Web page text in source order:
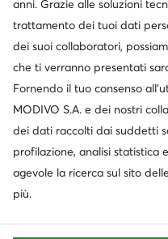
anni. Grazie alle soluzioni
trattamento dei tuoi dati
dei suoi collaboratori,
che ti verranno presentati
Fornendo il tuo consenso
MODIVO S.A. e dei nostri
dei dati raccolti dai suddetti
profilazione, analisi statistica
agevole la ricerca sul sito
più.